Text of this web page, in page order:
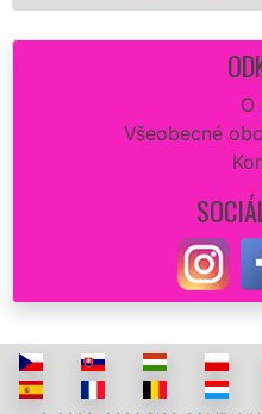
O
Všeobecné